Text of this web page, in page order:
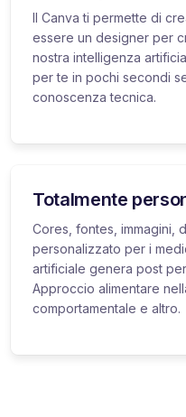
Il Canva ti permette di
essere un designer per
nostra intelligenza
per te in pochi secondi
conoscenza tecnica.
Totalmente
Cores, fontes, immagini,
personalizzato per i
artificiale genera post
Approccio alimentare
comportamentale e altro.